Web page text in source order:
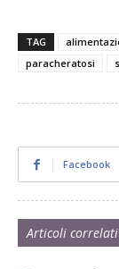
TAG
paracheratosi
Facebook
Articoli correlati